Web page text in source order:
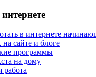
в интернете
на сайте и блоге
программы
на дому
работа